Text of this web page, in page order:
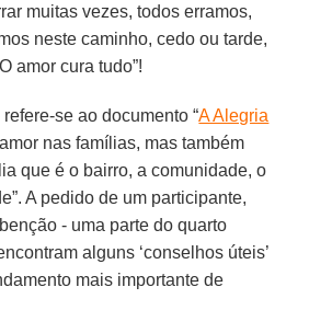
muitas vezes, todos erramos,
neste caminho, cedo ou tarde,
amor cura tudo”!
refere-se ao documento “A Alegria
amor nas famílias, mas também
que é o bairro, a comunidade, o
A pedido de um participante,
- uma parte do quarto
alguns ‘conselhos úteis’
mais importante de